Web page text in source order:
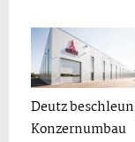
Deutz
Konzernumbau